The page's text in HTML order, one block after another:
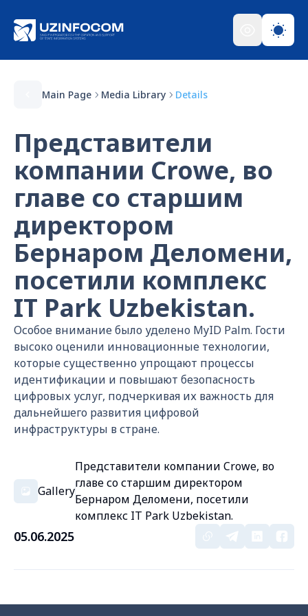
Main Page Media Library Details
Представители
компании Crowe, во
главе со старшим
директором
Бернаром Деломени,
посетили комплекс
IT Park Uzbekistan.
Особое внимание было уделено MyID Palm. Гости
высоко оценили инновационные технологии,
которые существенно упрощают процессы
идентификации и повышают безопасность
цифровых услуг, подчеркивая их важность для
дальнейшего развития цифровой
инфраструктуры в стране.
Gallery
Представители компании Crowe, во
главе со старшим директором
Бернаром Деломени, посетили
комплекс IT Park Uzbekistan.
05.06.2025